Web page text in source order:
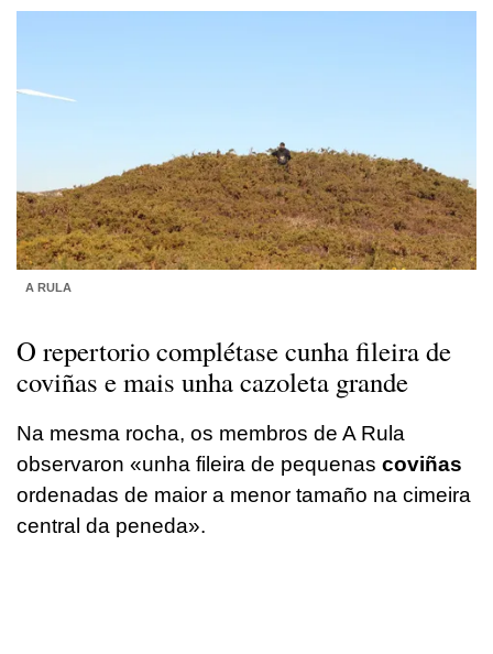
A RULA
O repertorio complétase cunha fileira de
coviñas e mais unhacazoleta grande
Na mesma rocha, os membros de A Rula
observaron «unha fileira de pequenas coviñas
ordenadas de maior a menor tamaño na cimeira
central da peneda».